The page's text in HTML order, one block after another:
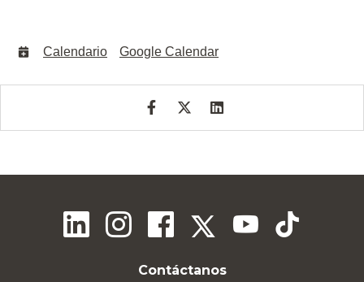
Calendario Google Calendar
Contáctanos